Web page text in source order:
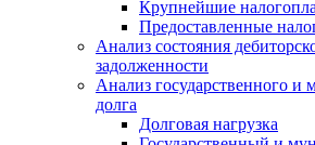
Крупнейшие
Предоставленные
Анализ состояния
задолженности
Анализ государственного и
долга
Долговая нагрузка